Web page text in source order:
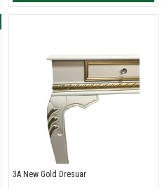
3A New Gold Dresuar